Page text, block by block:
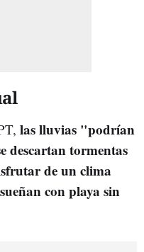
las lluvias "podrían
descartan tormentas
de un clima
con playa sin